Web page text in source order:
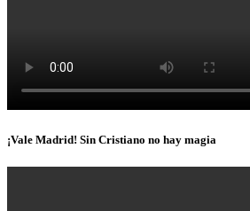
¡Vale Madrid! Sin Cristiano no hay magia